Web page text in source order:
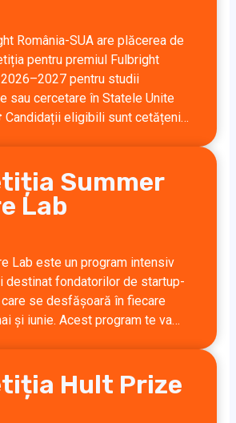
România-SUA are plăcerea de
pentru premiul Fulbright
pentru studii
sau cercetare în Statele Unite
Candidații eligibili sunt cetățeni…
Summer
Lab
Lab este un program intensiv
destinat fondatorilor de startup-
se desfășoară în fiecare
și iunie. Acest program te va…
Hult Prize